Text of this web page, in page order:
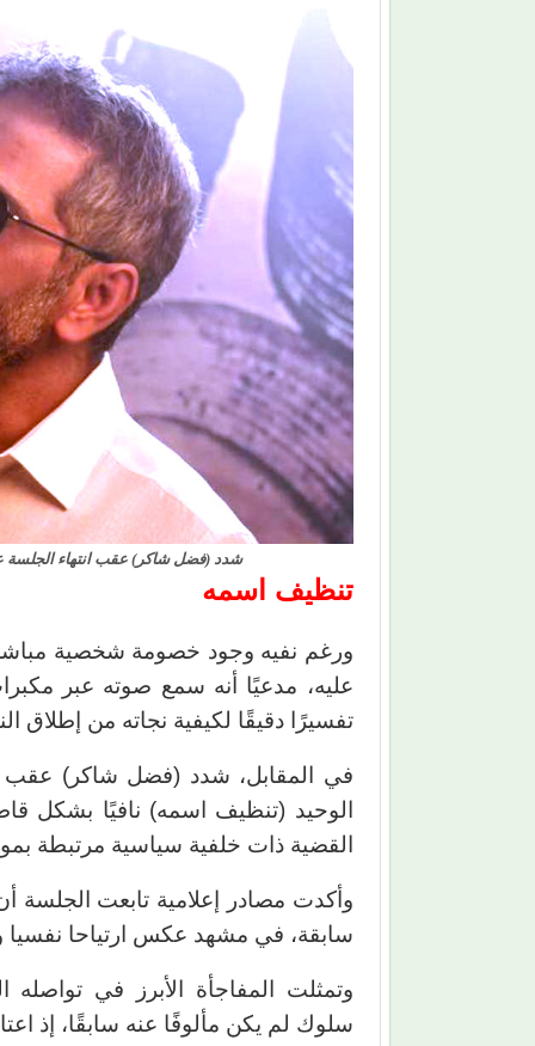
شدد (فضل شاكر) عقب انتهاء الجلسة
تنظيف اسمه
ورغم نفيه وجود خصومة شخصية
عليه، مدعيًا أنه سمع صوته عبر
تفسيرًا دقيقًا لكيفية نجاته من إطلاق
في المقابل، شدد (فضل شاكر) عقب
الوحيد (تنظيف اسمه) نافيًا بشكل
القضية ذات خلفية سياسية مرتبطة
وأكدت مصادر إعلامية تابعت الجلسة
سابقة، في مشهد عكس ارتياحا نفسيا
وتمثلت المفاجأة الأبرز في
سلوك لم يكن مألوفًا عنه سابقًا، إذ